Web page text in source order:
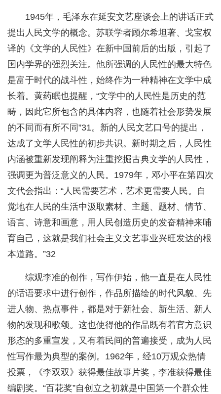
1945年，毛泽东在延安文艺座谈会上的讲话正式
提出人民文学的概念。苏联学者顾尔希坦著、戈宝权
译的《文学的人民性》在新中国前后的出版，引起了
国内学界的强烈关注。他所强调的人民性的最大特色
是富于时代的战斗性，始终作为一种精神在文学中成
长着。黄药眠也提醒，“文学中的人民性是历史的范
畴，因此它所包含的具体内容，也随着社会形势发展
的不同而有所不同”31。新的人民文艺口号的提出，
达成了文学人民性的初步共识。新时期之后，人民性
内涵被重新发现阐释为注重挖掘古典文学的人民性，
强调更为普泛意义的人民。1979年，邓小平在第四次
文代会指出：“人民需要艺术，艺术更需要人民。自
觉地在人民的生活中汲取素材、主题、题材、情节、
语言、诗意和画意，用人民创造历史的发奋精神来哺
育自己，这就是我们社会主义文艺事业兴旺发达的根
本道路。”32
综观李准的创作，写作伊始，他一直是在人民性
的话语要求中进行创作，作品所描绘的时代风貌、先
进人物、热点事件，都是对于新社会、新生活、新人
物的发现和歌颂。这也使得他的作品既有着官方意识
形态的多重宣发，又有着民间的普遍接受，成为人民
性写作最为典型的案例。1962年，经10万观众热情
投票，《李双双》获得最佳故事片奖，李准获得最佳
编剧奖。“百花奖”自创立之初就是中国第一个群众性